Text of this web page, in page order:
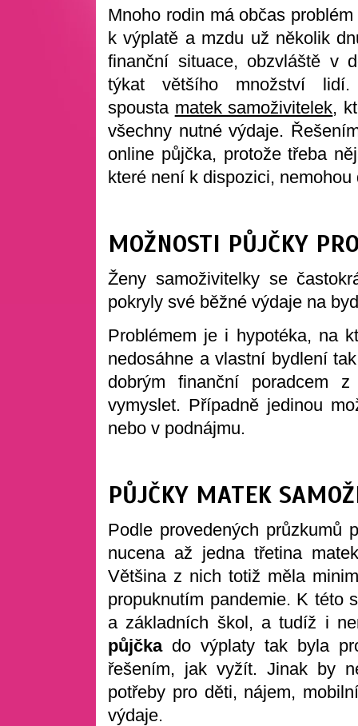
Mnoho rodin má občas
k výplatě a mzdu už několik
finanční situace, obzvláště v
týkat většího množství
spousta matek samoživitelek,
všechny nutné výdaje.
online půjčka, protože třeba
které není k dispozici, nemohou
MOŽNOSTI PŮJČKY
Ženy samoživitelky se
pokryly své běžné výdaje na
Problémem je i hypotéka, na
nedosáhne a vlastní bydlení
dobrým finanční poradcem
vymyslet. Případně jedinou
nebo v podnájmu.
PŮJČKY MATEK
Podle provedených průzkumů
nucena až jedna třetina
Většina z nich totiž měla
propuknutím pandemie. K této
a základních škol, a tudíž i
půjčka do výplaty tak byla
řešením, jak vyžít. Jinak by
potřeby pro děti, nájem,
výdaje.